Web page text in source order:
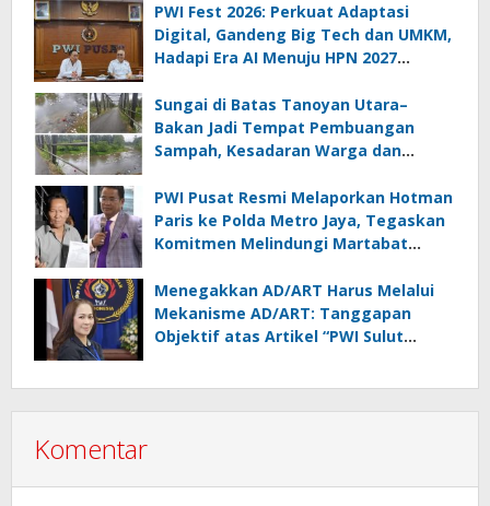
PWI Fest 2026: Perkuat Adaptasi
Digital, Gandeng Big Tech dan UMKM,
Hadapi Era AI Menuju HPN 2027
Sungai di Batas Tanoyan Utara–
Bakan Jadi Tempat Pembuangan
Sampah, Kesadaran Warga dan
PWI Pusat Resmi Melaporkan Hotman
Paris ke Polda Metro Jaya, Tegaskan
Komitmen Melindungi Martabat
Menegakkan AD/ART Harus Melalui
Mekanisme AD/ART: Tanggapan
Objektif atas Artikel “PWI Sulut
Komentar